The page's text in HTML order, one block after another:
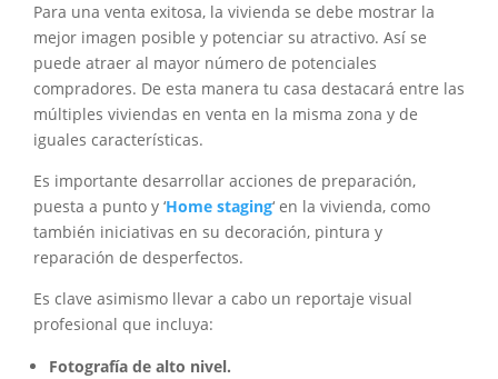
Para una venta exitosa, la vivienda se debe mostrar la
mejor imagen posible y potenciar su atractivo. Así se
puede atraer al mayor número de potenciales
compradores. De esta manera tu casa destacará entre las
múltiples viviendas en venta en la misma zona y de
iguales características.
Es importante desarrollar acciones de preparación,
puesta a punto y ‘Home staging‘ en la vivienda, como
también iniciativas en su decoración, pintura y
reparación de desperfectos.
Es clave asimismo llevar a cabo un reportaje visual
profesional que incluya:
Fotografía de alto nivel.